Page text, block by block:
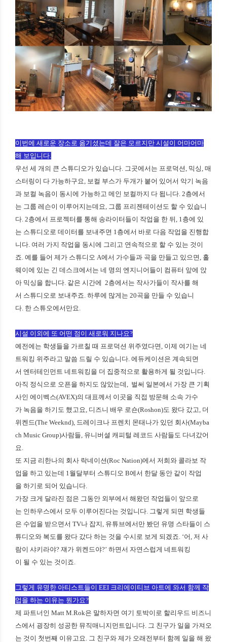
이번에 새로운 장소로 옮기셨는데 잘은 모르지만 시설이 어마어마
해 보입니다.
우선 세 개의 큰 스튜디오가 있습니다. 그곳에서는 프로덕션, 믹싱, 매
스터링이 다 가능하구요, 보컬 부스가 두개가 붙어 있어서 악기 녹음
과 보컬 녹음이 동시에 가능하고 메인 보컬까지 다 됩니다. 2층에서
는 그룹 레슨이 이루어지는데요, 그룹 프리젠테이션도 할 수 있습니
다. 2층에서 프로젝터를 통해 송라이터들이 작업을 한 뒤, 1층에 있
는 스튜디오로 데이터를 보내주면 1층에서 바로 다음 작업을 진행합
니다. 여러 가지 작업을 동시에 그리고 연속적으로 할 수 있는 것이
죠. 예를 들어 제가 스튜디오 A에서 가수들과 곡을 만들고 있으면, 홀
웨이에 있는 긴 데스크에서는 네 명의 엔지니어들이 컴퓨터 앞에 앉
아 믹싱을 합니다. 같은 시간에 2층에서는 작사가들이 작사를 해
서 스튜디오로 보내주죠. 하루에 많게는 20곡을 만들 수 있습니
다. 한 스튜오에서만요.
시설 이외에 또 어떤 점이 새로워 지나요?
예전에는 학생들을 가르칠 때 프로덕션 위주였다면, 이제 여기는 네
트워킹 위주라고 말씀 드릴 수 있습니다. 에듀케이션은 계속되면
서 엔터테인먼트 네트워킹을 더 집중적으로 활용하게 될 것입니다.
아직 정식으로 오픈을 하지도 않았는데, 벌써 일본에서 가장 큰 기획
사인 에이벡스(AVEX)의 대표께서 이곳을 직접 방문해 소속 가수
가 녹음을 하기도 했고요, 디즈니 배우 로숀(Roshon)도 왔다 갔고, 더
위켄드(The Weeknd), 드레이크나 프렌치 몬태나가 있던 회사(Mayba
ch Music Group)사람들, 유니버셜 캐피털 레코드 사람들도 다녀갔어
요.
또 지금 리한나의 회사 락네이션(Roc Nation)에서 저희와 콜라보 작
업을 하고 있는데 1월달부터 스튜디오 B에서 한달 동안 같이 작업
을 하기로 되어 있습니다.
가장 크게 달라진 점은 그동안 외부에서 해왔던 작업들이 앞으로
는 인하우스에서 모두 이루어진다는 것입니다. 그렇게 되면 학생들
은 수업을 받으면서 TV나 잡지, 유튜브에서만 봤던 유명 스타들이 스
튜디오와 복도를 왔다 갔다 하는 것을 수시로 보게 되겠죠. ‘어, 저 사
람이 샤키라야? 쟤가 위켄드야?’ 하면서 자연스럽게 네트워킹
이 될 수 있는 것이죠.
그렇게 유명한 아티스트들이 EEI 크리에이티브 아트에 와서 함께 작
업을 하는 이유는 뭔가요?
제 파트너인 Matt M.Rok은 말하자면 여기 토박이로 할리우드 비즈니
스에서 굉장히 성공한 뮤직매니지먼트입니다. 그 친구가 일을 가져오
는 것이 첫번째 이유고요. 그 친구와 제가 오래전부터 함께 일을 해 왔